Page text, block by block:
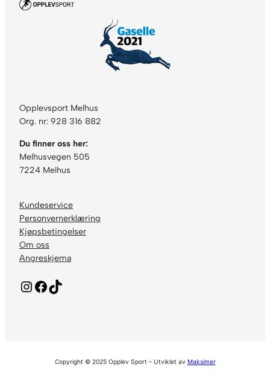
Opplevsport Melhus
Org. nr: 928 316 882
Du finner oss her:
Melhusvegen 505
7224 Melhus
Kundeservice
Personvernerklæring
Kjøpsbetingelser
Om oss
Angreskjema
Instagram Facebook TikTok
Copyright © 2025 Opplev Sport – Utviklet av Maksimer